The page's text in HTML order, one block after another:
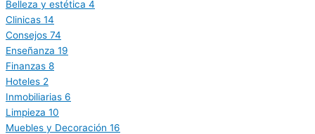
Belleza y estética 4
Clinicas 14
Consejos 74
Enseñanza 19
Finanzas 8
Hoteles 2
Inmobiliarias 6
Limpieza 10
Muebles y Decoración 16